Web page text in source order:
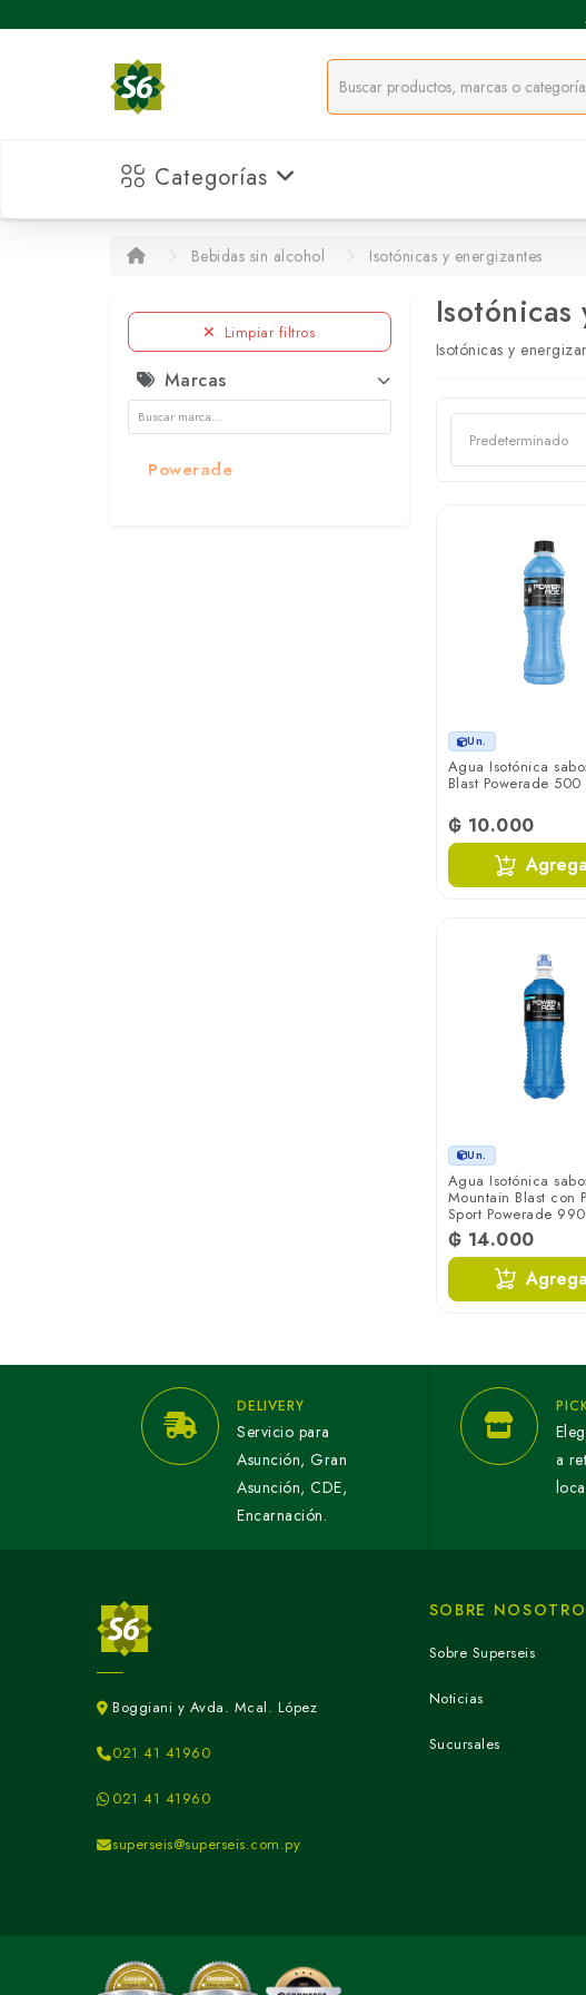
Categorías
Bebidas sin alcohol Isotónicas y energizantes
Limpiar filtros
Marcas
Powerade
Isotónicas y
Un.
Agua Isotónica
Blast Powerade 500
₲ 10.000
Un.
Agua Isotónica
Mountain Blast con
Sport Powerade
₲ 14.000
DELIVERY
Servicio para
Asunción, Gran
Asunción, CDE,
Encarnación.
a
Boggiani y Avda. Mcal. López
021 41 41960
021 41 41960
superseis@superseis.com.py
SOBRE
Sobre Superseis
Noticias
Sucursales